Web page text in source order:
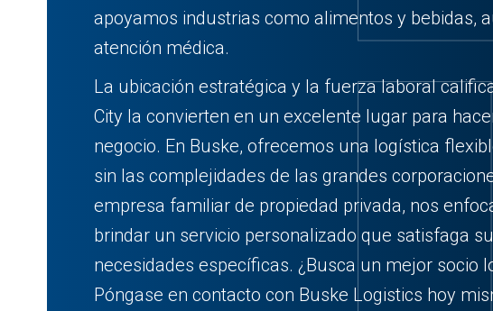
apoyamos industrias como alimentos y bebidas,
atención médica.
La ubicación estratégica y la fuerza laboral
City la convierten en un excelente lugar para
negocio. En Buske, ofrecemos una logística
sin las complejidades de las grandes
empresa familiar de propiedad privada, nos
brindar un servicio personalizado que satisfaga
necesidades específicas. ¿Busca un mejor socio
Póngase en contacto con Buske Logistics hoy